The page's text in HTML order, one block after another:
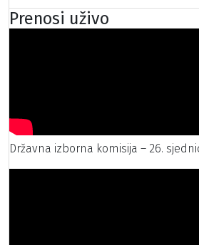
Prenosi uživo
Državna izborna komisija – 26.